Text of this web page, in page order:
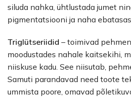
siluda nahka, ühtlustada jumet
pigmentatsiooni ja naha
Triglütseriidid – toimivad
moodustades nahale kaitsekihi,
niiskuse kadu. See niisutab,
Samuti parandavad need toote
ummista poore, omavad